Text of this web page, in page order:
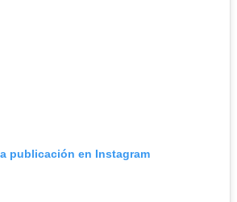
publicación en Instagram